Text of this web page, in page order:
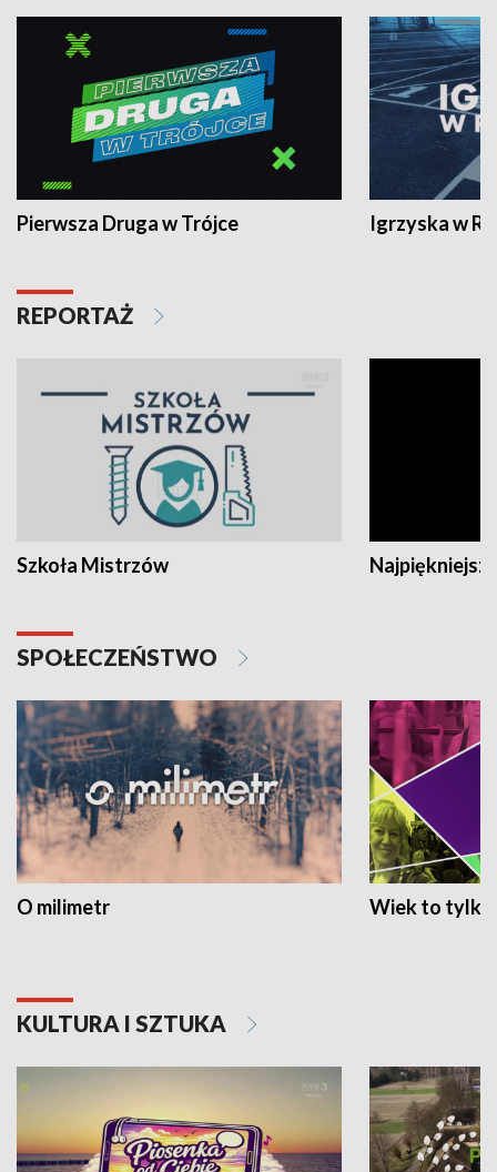
Pierwsza Druga w Trójce Igrzyska w
REPORTAŻ
Szkoła Mistrzów
SPOŁECZEŃSTWO
O milimetr Wiek to tylko
KULTURA I SZTUKA